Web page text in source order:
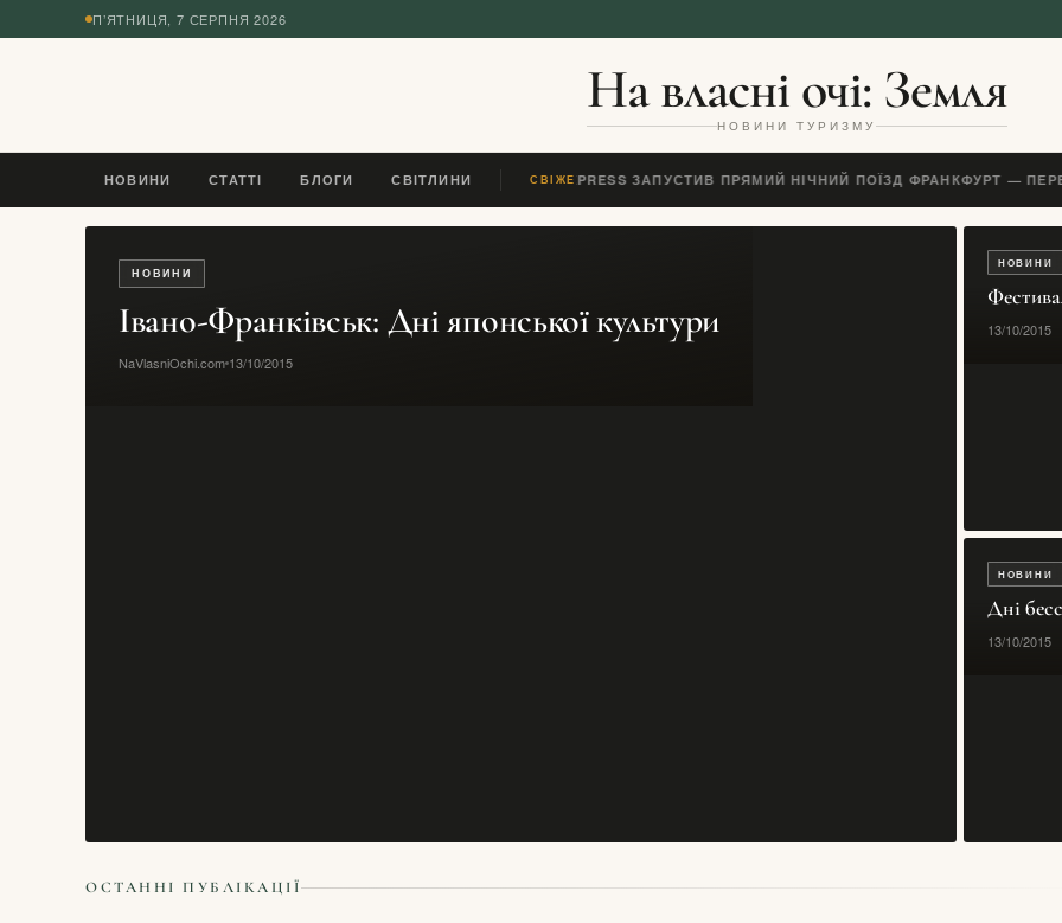
П’ЯТНИЦЯ, 7 СЕРПНЯ 2026
На власні очі: Земля
НОВИНИ ТУРИЗМУ
НОВИНИ СТАТТІ БЛОГИ СВІТЛИНИ СВІЖЕ
LEO EXPRESS ЗАПУСТИВ ПРЯМИЙ НІЧНИЙ ПОЇЗД ФРАНКФУРТ —
НОВИНИ
Івано-Франківськ: Дні японської культури
NaVlasniOchi.com 13/10/2015
НОВИНИ
13/10/2015
НОВИНИ
Дні
13/10/2015
ОСТАННІ ПУБЛІКАЦІЇ